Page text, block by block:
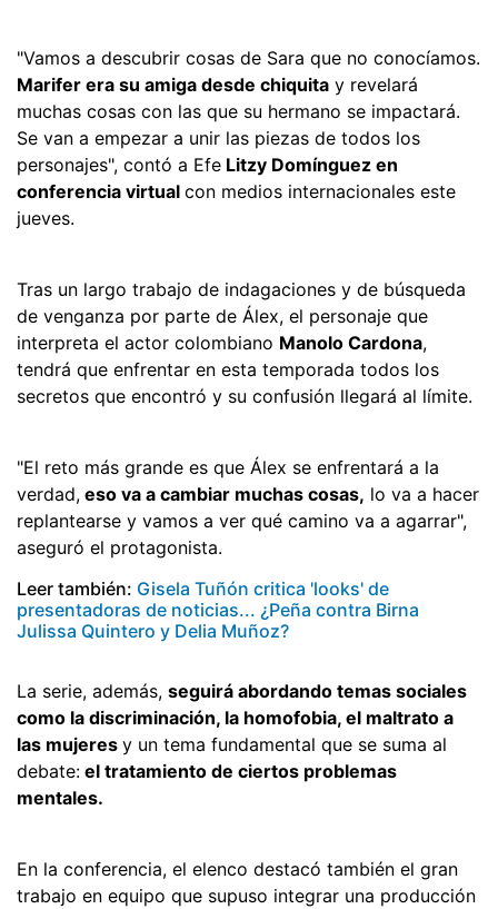
"Vamos a descubrir cosas de Sara que no conocíamos.
Marifer era su amiga desde chiquita y revelará
muchas cosas con las que su hermano se impactará.
Se van a empezar a unir las piezas de todos los
personajes", contó a Efe Litzy Domínguez en
conferencia virtual con medios internacionales este
jueves.
Tras un largo trabajo de indagaciones y de búsqueda
de venganza por parte de Álex, el personaje que
interpreta el actor colombiano Manolo Cardona,
tendrá que enfrentar en esta temporada todos los
secretos que encontró y su confusión llegará al límite.
"El reto más grande es que Álex se enfrentará a la
verdad, eso va a cambiar muchas cosas, lo va a hacer
replantearse y vamos a ver qué camino va a agarrar",
aseguró el protagonista.
Leer también: Gisela Tuñón critica 'looks' de
presentadoras de noticias... ¿Peña contra Birna
Julissa Quintero y Delia Muñoz?
La serie, además, seguirá abordando temas sociales
como la discriminación, la homofobia, el maltrato a
las mujeres y un tema fundamental que se suma al
debate: el tratamiento de ciertos problemas
mentales.
En la conferencia, el elenco destacó también el gran
trabajo en equipo que supuso integrar una producción